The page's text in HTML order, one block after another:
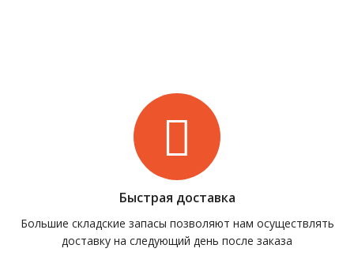
Быстрая доставка
Большие складские запасы позволяют нам осуществлять
доставку на следующий день после заказа